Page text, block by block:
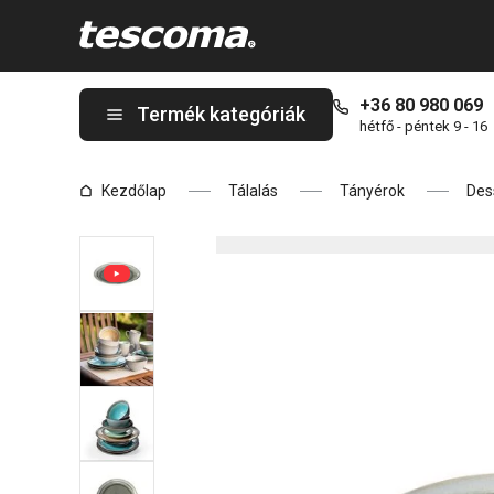
Termék kategóriák +36 80 980 069
hétfő - péntek 9 - 16
Kezdőlap Tálalás Tányérok